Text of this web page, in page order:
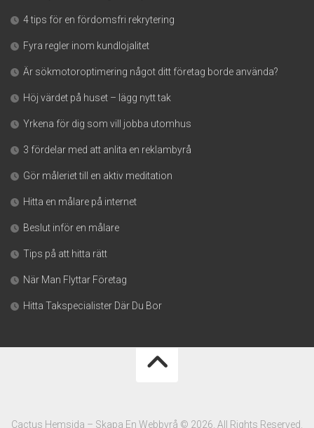
4 tips för en fördomsfri rekrytering
Fyra regler inom kundlojalitet
Är sökmotoroptimering något ditt företag borde använda?
Höj värdet på huset – lägg nytt tak
Yrkena för dig som vill jobba utomhus
3 fördelar med att anlita en reklambyrå
Gör måleriet till en aktiv meditation
Hitta en målare på internet
Beslut inför en målare
Tips på att hitta rätt
När Man Flyttar Företag
Hitta Takspecialister Där Du Bor
Cactus Hemsida – Skapa En Webbyrå © 2026. All Rights Reserved.